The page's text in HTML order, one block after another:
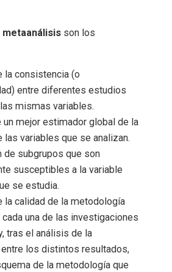
son los
la consistencia (o
entre diferentes estudios
mismas variables.
un mejor estimador global de la
las variables que se analizan.
de subgrupos que son
susceptibles a la variable
se estudia.
la calidad de la metodología
una de las investigaciones
tras el análisis de la
los distintos resultados,
de la metodología que